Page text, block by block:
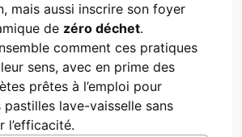
mais aussi inscrire son foyer
de zéro déchet.
comment ces pratiques
sens, avec en prime des
prêtes à l’emploi pour
lave-vaisselle sans
l’efficacité.